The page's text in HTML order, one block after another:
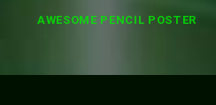
AWESOME PENCIL POSTER